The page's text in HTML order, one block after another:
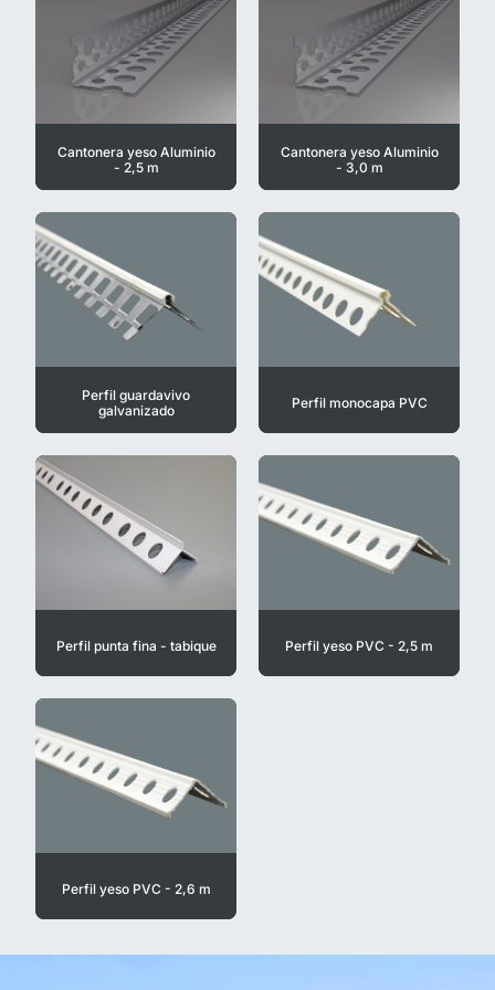
Cantonera yeso Aluminio
- 2,5 m
Cantonera yeso Aluminio
- 3,0 m
Perfil guardavivo
galvanizado
Perfil monocapa PVC
Perfil punta fina - tabique Perfil yeso PVC - 2,5 m
Perfil yeso PVC - 2,6 m